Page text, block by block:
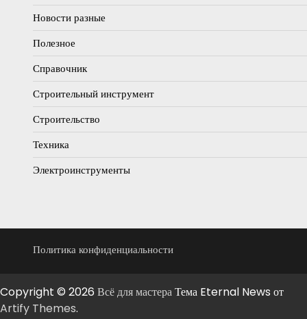
Новости разные
Полезное
Справочник
Строительный инструмент
Строительство
Техника
Электроинструменты
Политика конфиденциальности
Copyright © 2026 Всё для мастераТема Eternal News от
Artify Themes.